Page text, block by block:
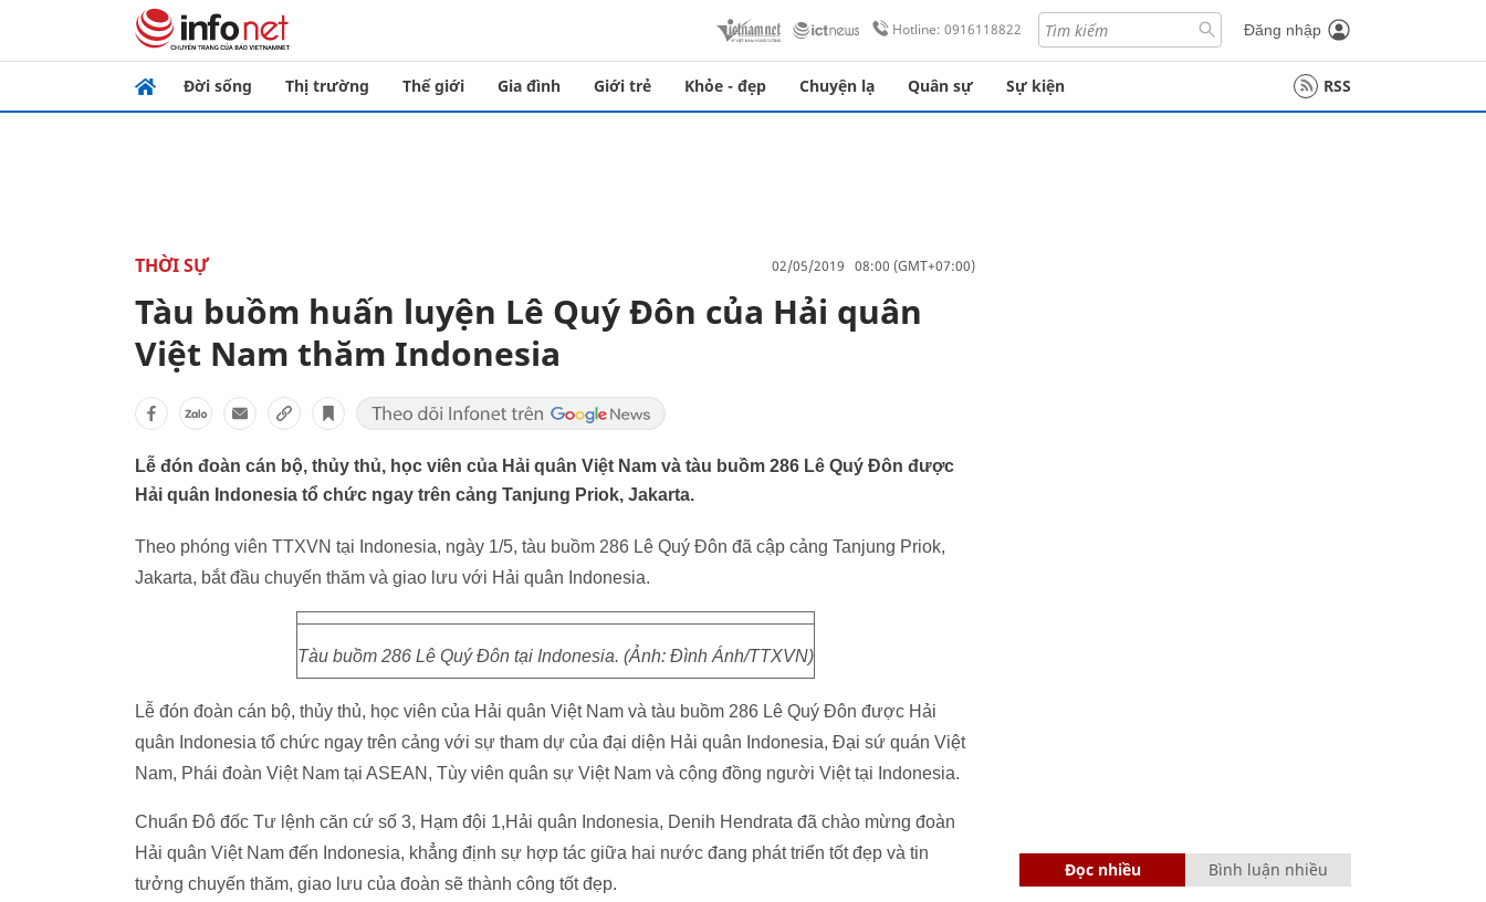
Hotline: 0916118822 Đăng nhập
Đời sống Thị trường Thế giới Gia đình Giới trẻ Khỏe - đẹp Chuyện lạ Quân sự Sự kiện RSS
THỜI SỰ 02/05/2019 08:00 (GMT+07:00)
Tàu buồm huấn luyện Lê Quý Đôn của Hải quân
Việt Nam thăm Indonesia
Lễ đón đoàn cán bộ, thủy thủ, học viên của Hải quân Việt Nam và tàu buồm 286 Lê Quý Đôn được
Hải quân Indonesia tổ chức ngay trên cảng Tanjung Priok, Jakarta.
Theo phóng viên TTXVN tại Indonesia, ngày 1/5, tàu buồm 286 Lê Quý Đôn đã cập cảng Tanjung Priok,
Jakarta, bắt đầu chuyến thăm và giao lưu với Hải quân Indonesia.
Tàu buồm 286 Lê Quý Đôn tại Indonesia. (Ảnh: Đình Ánh/TTXVN)
Lễ đón đoàn cán bộ, thủy thủ, học viên của Hải quân Việt Nam và tàu buồm 286 Lê Quý Đôn được Hải
quân Indonesia tổ chức ngay trên cảng với sự tham dự của đại diện Hải quân Indonesia, Đại sứ quán Việt
Nam, Phái đoàn Việt Nam tại ASEAN, Tùy viên quân sự Việt Nam và cộng đồng người Việt tại Indonesia.
Chuẩn Đô đốc Tư lệnh căn cứ số 3, Hạm đội 1,Hải quân Indonesia, Denih Hendrata đã chào mừng đoàn
Hải quân Việt Nam đến Indonesia, khẳng định sự hợp tác giữa hai nước đang phát triển tốt đẹp và tin
tưởng chuyến thăm, giao lưu của đoàn sẽ thành công tốt đẹp.
Đọc nhiều Bình luận nhiều